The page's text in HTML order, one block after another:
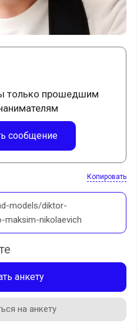
только прошедшим
сообщение
Копировать
models/diktor-
maksim-nikolaevich
анкету
на анкету